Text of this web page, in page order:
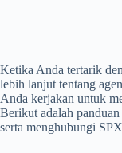
Ketika Anda tertarik
lebih lanjut tentang
Anda kerjakan untuk
Berikut adalah
serta menghubungi